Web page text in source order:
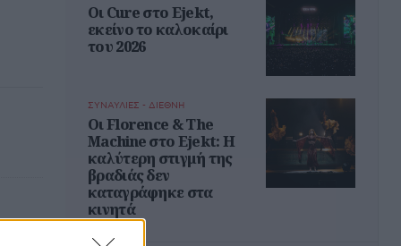
Οι Cure στο Ejekt,
εκείνο το καλοκαίρι
του 2026
ΣΥΝΑΥΛΙΕΣ - ΔΙΕΘΝΗ
Oι Florence & The
Machine στο Ejekt: Η
καλύτερη στιγμή της
βραδιάς δεν
καταγράφηκε στα
κινητά